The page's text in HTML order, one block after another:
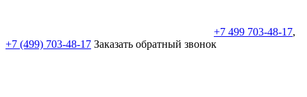
+7 499 703-48-17,
+7 (499) 703-48-17 Заказать обратный звонок